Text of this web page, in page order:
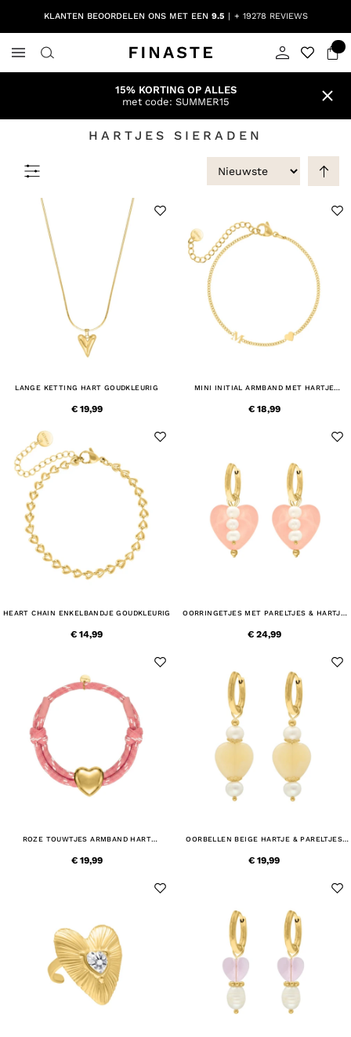
KLANTEN BEOORDELEN ONS MET EEN 9.5 + 19278 REVIEWS
15% KORTING OP ALLES
met code: SUMMER15
HARTJES SIERADEN
LANGE KETTING HART GOUDKLEURIG
€ 19,99
MINI INITIAL ARMBAND MET HARTJE
€ 18,99
HEART CHAIN ENKELBANDJE GOUDKLEURIG
€ 14,99
OORRINGETJES MET PARELTJES & HARTJE
€ 24,99
ROZE TOUWTJES ARMBAND HART
€ 19,99
OORBELLEN BEIGE HARTJE & PARELTJES
€ 19,99